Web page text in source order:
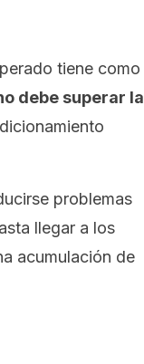
tiene como
debe superar la
problemas
llegar a los
acumulación de